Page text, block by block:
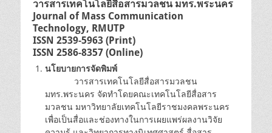
วารสารเทคโนโลยีสื่อสารมวลชน มทร.พระนคร
Journal of Mass Communication
Technology, RMUTP
ISSN 2539-5963 (Print)
ISSN 2586-8357 (Online)
นโยบายการจัดพิมพ์
วารสารเทคโนโลยีสื่อสารมวลชน
มทร.พระนคร จัดทำโดยคณะเทคโนโลยีสื่อสาร
มวลชน มหาวิทยาลัยเทคโนโลยีราชมงคลพระนคร
เพื่อเป็นสื่อและช่องทางในการเผยแพร่ผลงานวิจัย